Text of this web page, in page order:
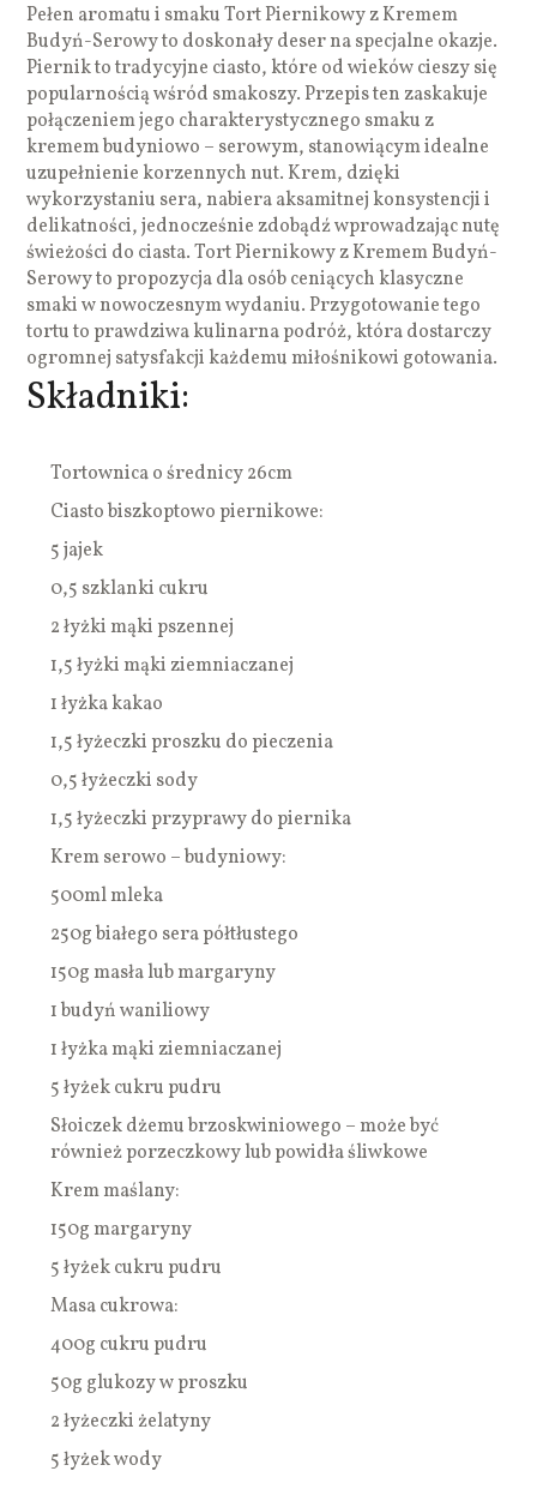
Pełen aromatu i smaku Tort Piernikowy z Kremem
Budyń-Serowy to doskonały deser na specjalne okazje.
Piernik to tradycyjne ciasto, które od wieków cieszy się
popularnością wśród smakoszy. Przepis ten zaskakuje
połączeniem jego charakterystycznego smaku z
kremem budyniowo – serowym, stanowiącym idealne
uzupełnienie korzennych nut. Krem, dzięki
wykorzystaniu sera, nabiera aksamitnej konsystencji i
delikatności, jednocześnie zdobądź wprowadzając nutę
świeżości do ciasta. Tort Piernikowy z Kremem Budyń-
Serowy to propozycja dla osób ceniących klasyczne
smaki w nowoczesnym wydaniu. Przygotowanie tego
tortu to prawdziwa kulinarna podróż, która dostarczy
ogromnej satysfakcji każdemu miłośnikowi gotowania.
Składniki:
Tortownica o średnicy 26cm
Ciasto biszkoptowo piernikowe:
5 jajek
0,5 szklanki cukru
2 łyżki mąki pszennej
1,5 łyżki mąki ziemniaczanej
1 łyżka kakao
1,5 łyżeczki proszku do pieczenia
0,5 łyżeczki sody
1,5 łyżeczki przyprawy do piernika
Krem serowo – budyniowy:
500ml mleka
250g białego sera półtłustego
150g masła lub margaryny
1 budyń waniliowy
1 łyżka mąki ziemniaczanej
5 łyżek cukru pudru
Słoiczek dżemu brzoskwiniowego – może być
również porzeczkowy lub powidła śliwkowe
Krem maślany:
150g margaryny
5 łyżek cukru pudru
Masa cukrowa:
400g cukru pudru
50g glukozy w proszku
2 łyżeczki żelatyny
5 łyżek wody